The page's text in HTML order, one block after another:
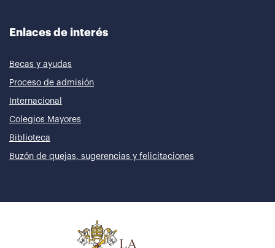
Enlaces de interés
Becas y ayudas
Proceso de admisión
Internacional
Colegios Mayores
Biblioteca
Buzón de quejas, sugerencias y felicitaciones